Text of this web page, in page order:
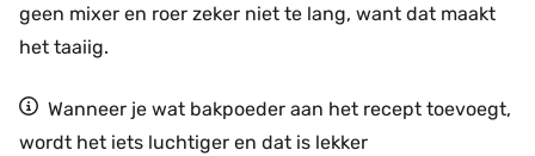
geen mixer en roer zeker niet te lang, want dat maakt
het taaiig.
Wanneer je wat bakpoeder aan het recept toevoegt,
wordt het iets luchtiger en dat is lekker